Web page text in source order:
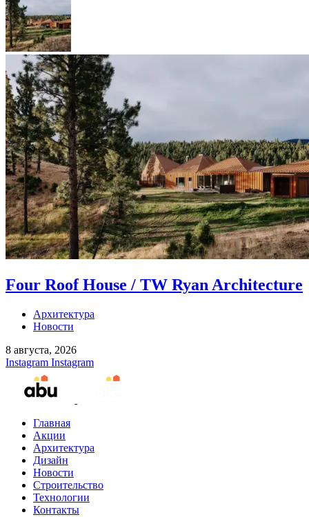
Four Roof House / TW Ryan Architecture
Архитектура
Новости
8 августа, 2026
Instagram Instagram
Главная
Акции
Архитектура
Дизайн
Новости
Строительство
Технологии
Контакты